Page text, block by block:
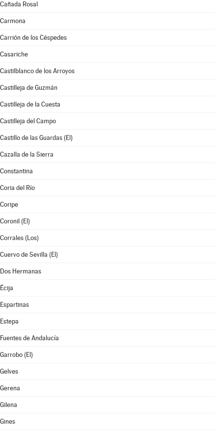
Cañada Rosal
Carmona
Carrión de los Céspedes
Casariche
Castilblanco de los Arroyos
Castilleja de Guzmán
Castilleja de la Cuesta
Castilleja del Campo
Castillo de las Guardas (El)
Cazalla de la Sierra
Constantina
Coria del Río
Coripe
Coronil (El)
Corrales (Los)
Cuervo de Sevilla (El)
Dos Hermanas
Écija
Espartinas
Estepa
Fuentes de Andalucía
Garrobo (El)
Gelves
Gerena
Gilena
Gines